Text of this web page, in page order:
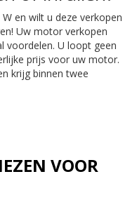
en wilt u deze verkopen
Uw motor verkopen
voordelen. U loopt geen
prijs voor uw motor.
krijg binnen twee
VOOR